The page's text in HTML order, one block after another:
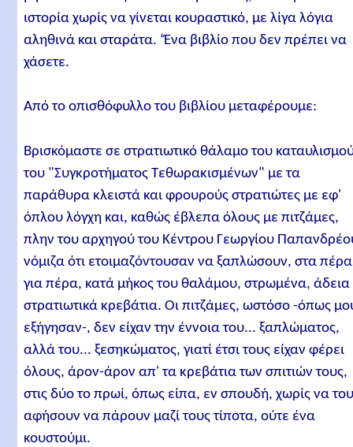
ιστορία χωρίς να γίνεται κουραστικό, με λίγα λόγια
αληθινά και σταράτα. ‘Ένα βιβλίο που δεν πρέπει να
χάσετε.
Από το οπισθόφυλλο του βιβλίου μεταφέρουμε:
Βρισκόμαστε σε στρατιωτικό θάλαμο του
του "Συγκροτήματος Τεθωρακισμένων" με τα
παράθυρα κλειστά και φρουρούς στρατιώτες με εφ'
όπλου λόγχη και, καθώς έβλεπα όλους με πιτζάμες,
πλην του αρχηγού του Κέντρου Γεωργίου
νόμιζα ότι ετοιμαζόντουσαν να ξαπλώσουν, στα πέρα
για πέρα, κατά μήκος του θαλάμου, στρωμένα, άδεια
στρατιωτικά κρεβάτια. Οι πιτζάμες, ωστόσο -όπως
εξήγησαν-, δεν είχαν την έννοια του... ξαπλώματος,
αλλά του... ξεσηκώματος, γιατί έτσι τους είχαν φέρει
όλους, άρον-άρον απ' τα κρεβάτια των σπιτιών τους,
στις δύο το πρωί, όπως είπα, εν σπουδή, χωρίς να
αφήσουν να πάρουν μαζί τους τίποτα, ούτε ένα
κουστούμι.